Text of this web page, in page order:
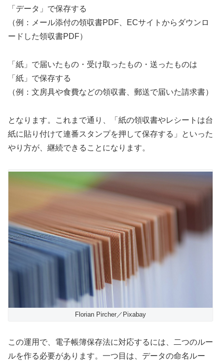
「データ」で保存する
（例：メール添付の領収書PDF、ECサイトからダウンロ
ードした領収書PDF）
「紙」で届いたもの・受け取ったもの・送ったものは
「紙」で保存する
（例：文房具や食費などの領収書、郵送で届いた請求書）
となります。これまで通り、「紙の領収書やレシートは台
紙に貼り付けて連番スタンプを押して保存する」といった
やり方が、継続できることになります。
Florian Pircher／Pixabay
この運用で、電子帳簿保存法に対応するには、二つのルー
ルを作る必要があります。一つ目は、データの命名ルー